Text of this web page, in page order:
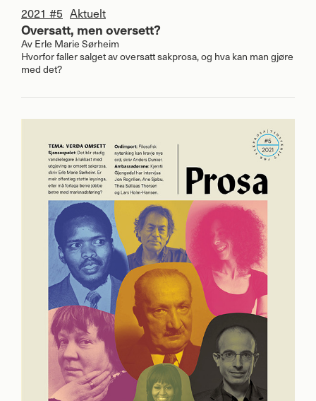
2021 #5 Aktuelt
Oversatt, men oversett?
Av Erle Marie Sørheim
Hvorfor faller salget av oversatt sakprosa, og hva kan man gjøre
med det?